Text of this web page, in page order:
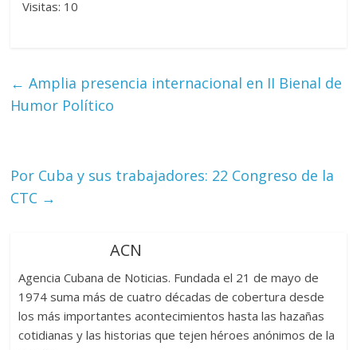
Visitas: 10
← Amplia presencia internacional en II Bienal de
Humor Político
Por Cuba y sus trabajadores: 22 Congreso de la
CTC →
ACN
Agencia Cubana de Noticias. Fundada el 21 de mayo de
1974 suma más de cuatro décadas de cobertura desde
los más importantes acontecimientos hasta las hazañas
cotidianas y las historias que tejen héroes anónimos de la